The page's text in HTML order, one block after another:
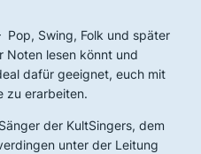
Pop, Swing, Folk und später
Noten lesen könnt und
dafür geeignet, euch mit
zu erarbeiten.
der KultSingers, dem
unter der Leitung